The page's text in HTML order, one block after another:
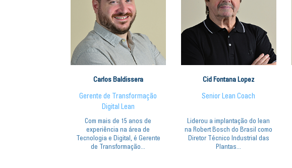
Carlos Baldissera
Gerente de Transformação
Digital Lean
Com mais de 15 anos de
experiência na área de
Tecnologia e Digital, é Gerente
de Transformação...
Cid Fontana Lopez
Senior Lean Coach
Liderou a implantação do lean
na Robert Bosch do Brasil como
Diretor Técnico Industrial das
Plantas...